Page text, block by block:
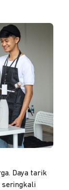
Daya tarik
seringkali